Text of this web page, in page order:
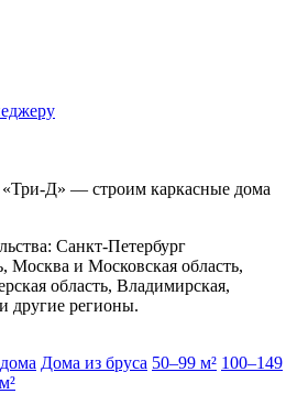
Д» — строим каркасные дома
Санкт-Петербург
Москва и Московская область,
область, Владимирская,
другие регионы.
Дома из бруса 50–99 м² 100–149